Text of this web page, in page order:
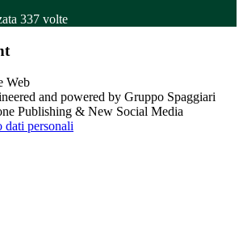
337 volte
and powered by Gruppo Spaggiari
Publishing & New Social Media
dati personali